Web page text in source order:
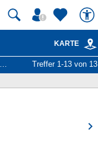
KARTE
Treffer 1-13 von 13